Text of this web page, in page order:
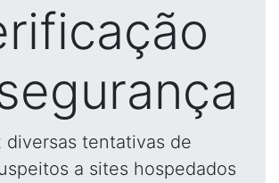
diversas tentativas de
a sites hospedados